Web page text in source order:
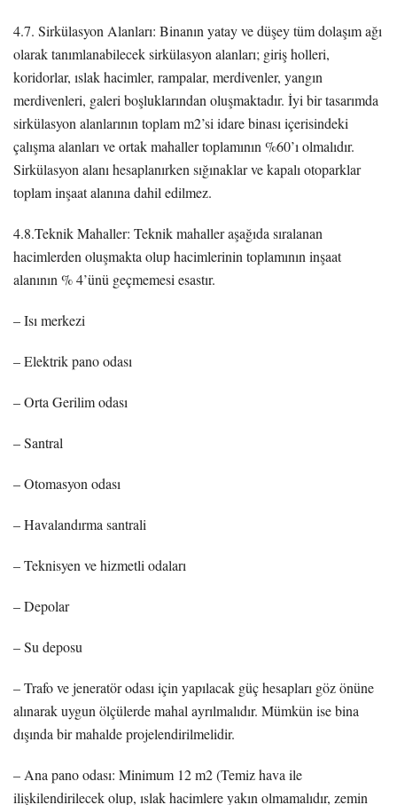
4.7. Sirkülasyon Alanları: Binanın yatay ve düşey tüm dolaşım ağı
olarak tanımlanabilecek sirkülasyon alanları; giriş holleri,
koridorlar, ıslak hacimler, rampalar, merdivenler, yangın
merdivenleri, galeri boşluklarından oluşmaktadır. İyi bir tasarımda
sirkülasyon alanlarının toplam m2’si idare binası içerisindeki
çalışma alanları ve ortak mahaller toplamının %60’ı olmalıdır.
Sirkülasyon alanı hesaplanırken sığınaklar ve kapalı otoparklar
toplam inşaat alanına dahil edilmez.
4.8.Teknik Mahaller: Teknik mahaller aşağıda sıralanan
hacimlerden oluşmakta olup hacimlerinin toplamının inşaat
alanının % 4’ünü geçmemesi esastır.
– Isı merkezi
– Elektrik pano odası
– Orta Gerilim odası
– Santral
– Otomasyon odası
– Havalandırma santrali
– Teknisyen ve hizmetli odaları
– Depolar
– Su deposu
– Trafo ve jeneratör odası için yapılacak güç hesapları göz önüne
alınarak uygun ölçülerde mahal ayrılmalıdır. Mümkün ise bina
dışında bir mahalde projelendirilmelidir.
– Ana pano odası: Minimum 12 m2 (Temiz hava ile
ilişkilendirilecek olup, ıslak hacimlere yakın olmamalıdır, zemin